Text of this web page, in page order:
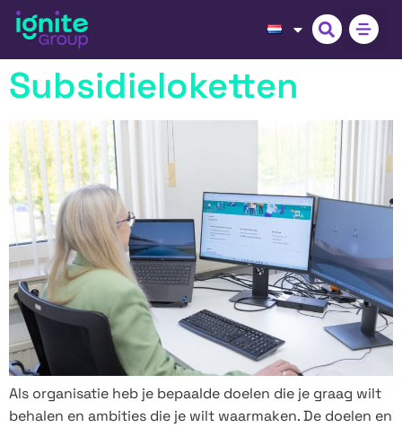
Subsidieloketten
Als organisatie heb je bepaalde doelen die je graag wilt
behalen en ambities die je wilt waarmaken. De doelen en